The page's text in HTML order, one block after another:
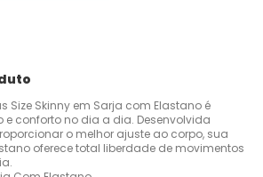
Size Skinny em Sarja com Elastano é
e conforto no dia a dia. Desenvolvida
o melhor ajuste ao corpo, sua
oferece total liberdade de movimentos